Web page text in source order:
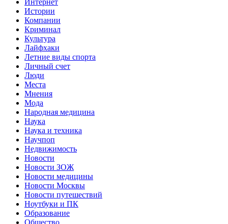
Истории
Компании
Криминал
Культура
Лайфхаки
Летние виды спорта
Личный счет
Люди
Места
Мнения
Мода
Народная медицина
Наука
Наука и техника
Научпоп
Недвижимость
Новости
Новости ЗОЖ
Новости медицины
Новости Москвы
Новости путешествий
Ноутбуки и ПК
Образование
Общество